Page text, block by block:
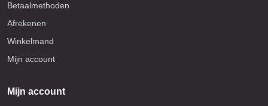
Betaalmethoden
Afrekenen
Winkelmand
Mijn account
Mijn account